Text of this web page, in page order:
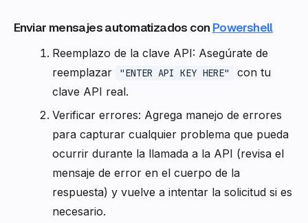
Enviar mensajes automatizados con Powershell
Reemplazo de la clave API: Asegúrate de
reemplazar
"ENTER API KEY HERE"
con tu
clave API real.
Verificar errores: Agrega manejo de errores
para capturar cualquier problema que pueda
ocurrir durante la llamada a la API (revisa el
mensaje de error en el cuerpo de la
respuesta) y vuelve a intentar la solicitud si es
necesario.